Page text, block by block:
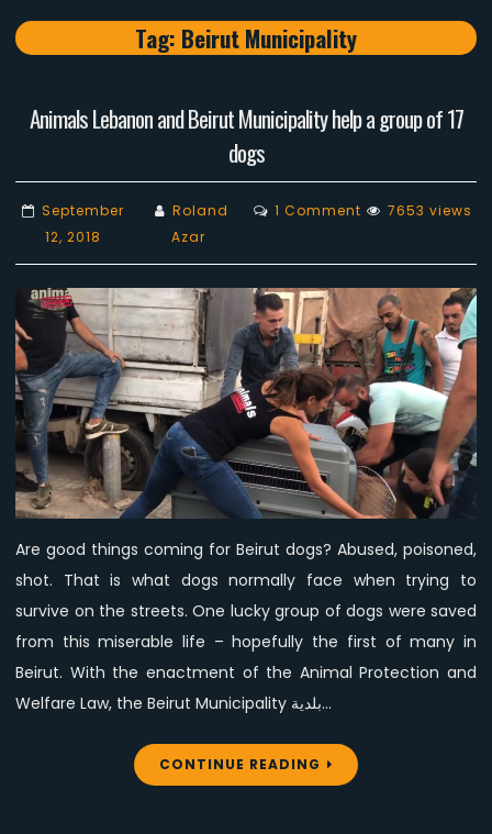
Tag: Beirut Municipality
Animals Lebanon and Beirut Municipality help a group of 17
dogs
September
12, 2018
Roland
Azar
1 Commenton
Lebanon
and
Beirut
Municipality
help
a
group
of
17
dogs
7653 views
Are good things coming for Beirut dogs? Abused, poisoned,
shot. That is what dogs normally face when trying to
survive on the streets. One lucky group of dogs were saved
from this miserable life – hopefully the first of many in
Beirut. With the enactment of the Animal Protection and
Welfare Law, the Beirut Municipality بلدية…
CONTINUE READING